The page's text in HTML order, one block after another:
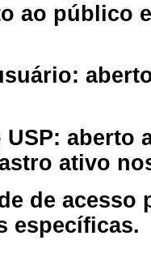
ao público
aberto
ativo
de
específicas.